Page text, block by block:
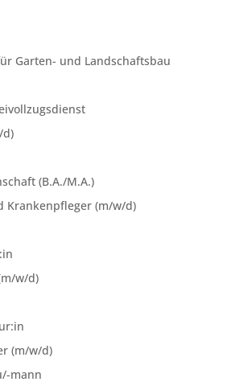
Garten- und Landschaftsbau
d)
(B.A./M.A.)
Krankenpfleger (m/w/d)
w/d)
(m/w/d)
mann